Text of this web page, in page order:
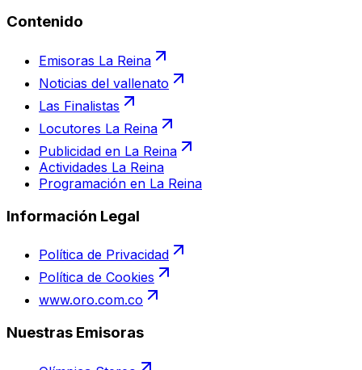
Contenido
Emisoras La Reina
Noticias del vallenato
Las Finalistas
Locutores La Reina
Publicidad en La Reina
Actividades La Reina
Programación en La Reina
Información Legal
Política de Privacidad
Política de Cookies
www.oro.com.co
Nuestras Emisoras